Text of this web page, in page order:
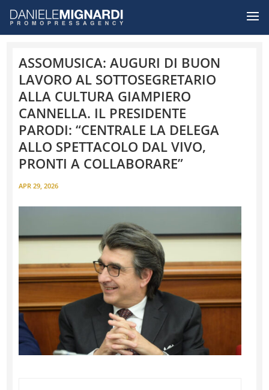
ASSOMUSICA: AUGURI DI BUON
LAVORO AL SOTTOSEGRETARIO
ALLA CULTURA GIAMPIERO
CANNELLA. IL PRESIDENTE
PARODI: “CENTRALE LA DELEGA
ALLO SPETTACOLO DAL VIVO,
PRONTI A COLLABORARE”
APR 29, 2026